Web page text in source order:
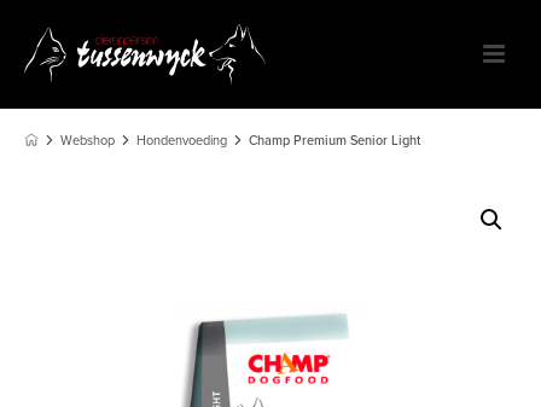
Webshop Hondenvoeding Champ Premium Senior Light